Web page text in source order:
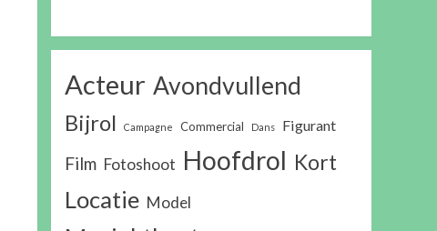
Acteur Avondvullend
Bijrol Campagne Commercial Dans Figurant
Film Fotoshoot Hoofdrol Kort
Locatie Model